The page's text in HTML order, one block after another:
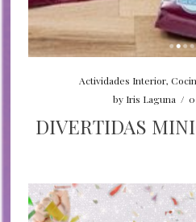
Actividades Interior,
by Iris Laguna /
DIVERTIDAS